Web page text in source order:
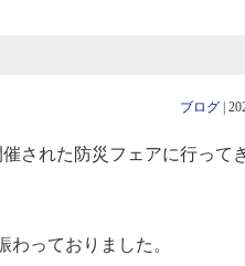
ブログ
された防災フェアに行って
っておりました。